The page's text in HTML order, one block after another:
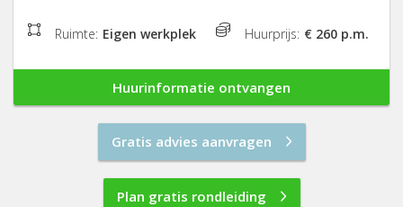
Ruimte: Eigen werkplek Huurprijs: € 260 p.m.
Huurinformatie ontvangen
Gratis advies aanvragen
Plan gratis rondleiding